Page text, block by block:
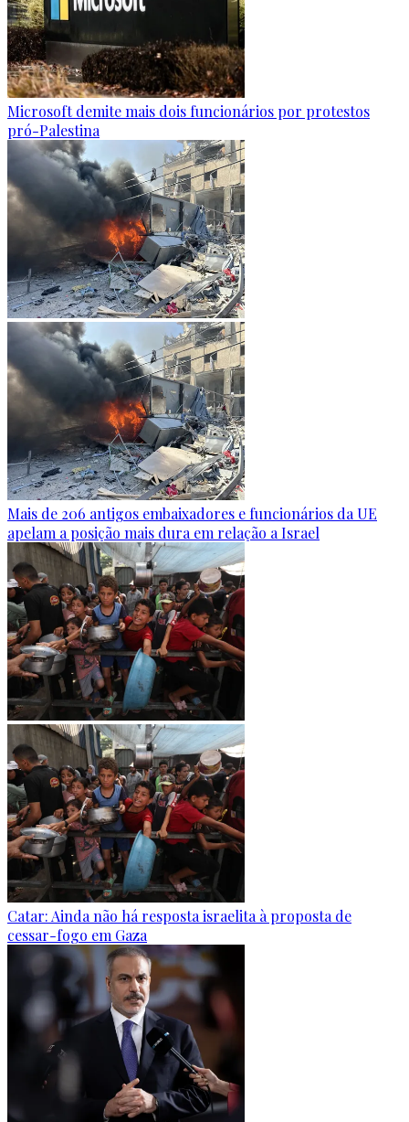
Microsoft demite mais dois funcionários por protestos
pró-Palestina
Mais de 206 antigos embaixadores e funcionários da UE
apelam a posição mais dura em relação a Israel
Catar: Ainda não há resposta israelita à proposta de
cessar-fogo em Gaza